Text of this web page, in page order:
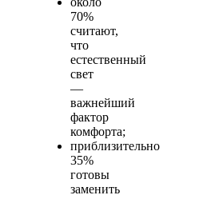
70%
считают,
что
естественный
свет
—
важнейший
фактор
комфорта;
приблизительно
35%
готовы
заменить